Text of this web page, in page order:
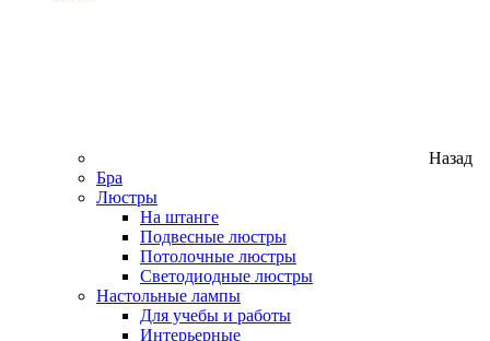
Назад
Бра
Люстры
На штанге
Подвесные люстры
Потолочные люстры
Светодиодные люстры
Настольные лампы
Для учебы и работы
Интерьерные